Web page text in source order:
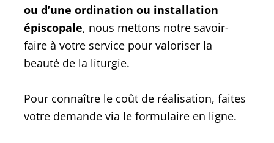
ou d’une ordination ou installation
épiscopale, nous mettons notre savoir-
faire à votre service pour valoriser la
beauté de la liturgie.
Pour connaître le coût de réalisation, faites
votre demande via le formulaire en ligne.